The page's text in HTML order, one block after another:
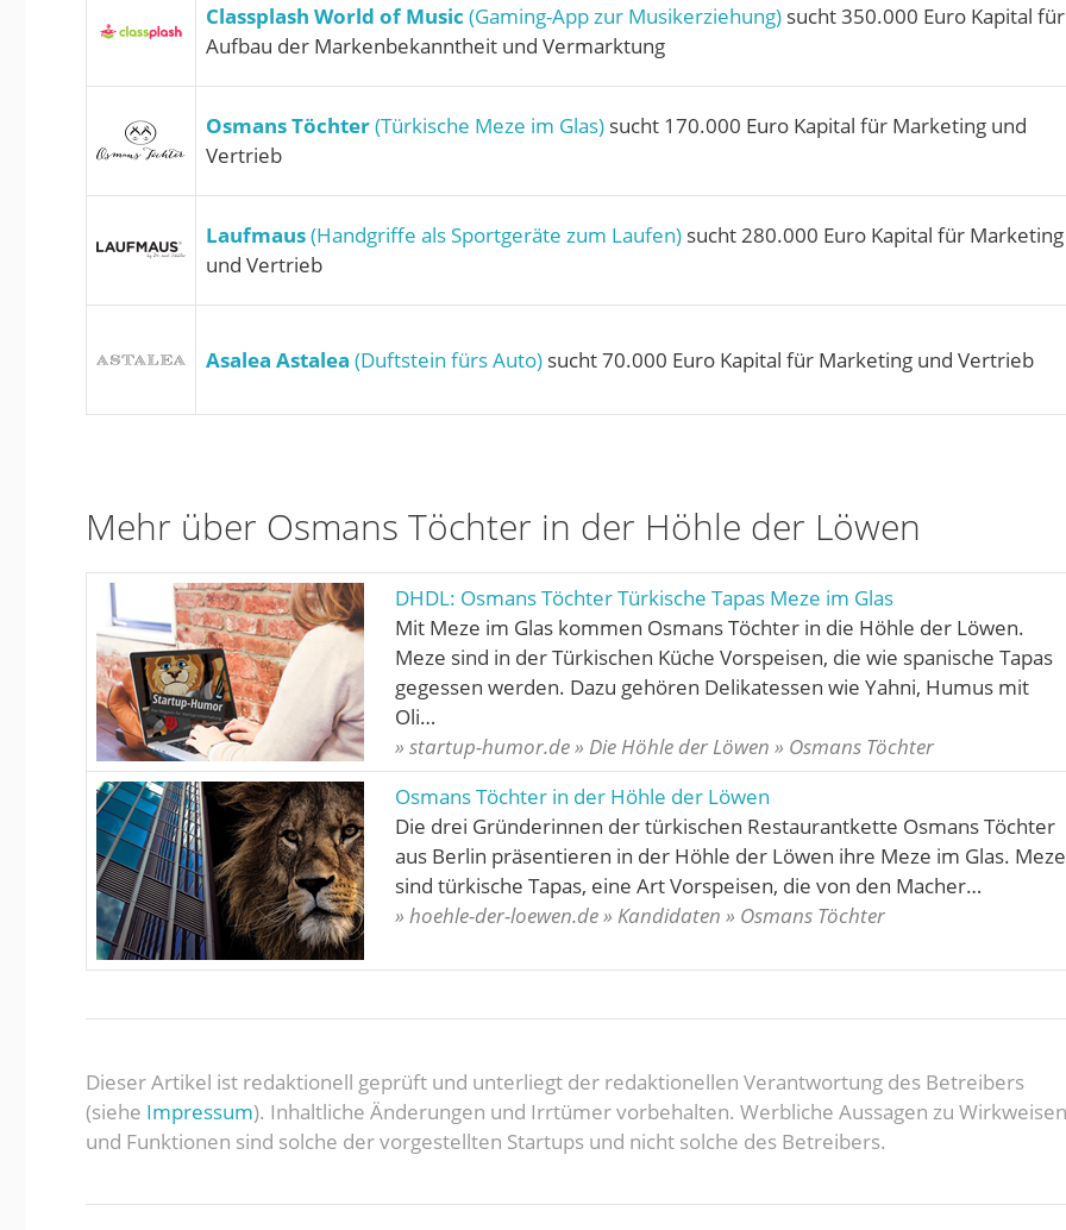
Classplash World of Music (Gaming-App zur Musikerziehung) sucht 350.000 Euro Kapital für
Aufbau der Markenbekanntheit und Vermarktung
Osmans Töchter(Türkische Meze im Glas) sucht 170.000 Euro Kapital für Marketing und
Vertrieb
Laufmaus(Handgriffe als Sportgeräte zum Laufen) sucht 280.000 Euro Kapital für Marketing
und Vertrieb
Asalea Astalea (Duftstein fürs Auto) sucht 70.000 Euro Kapital für Marketing und Vertrieb
Mehr über Osmans Töchter in der Höhle der Löwen
DHDL: Osmans Töchter Türkische Tapas Meze im Glas
Mit Meze im Glas kommen Osmans Töchter in die Höhle der Löwen.
Meze sind in der Türkischen Küche Vorspeisen, die wie spanische Tapas
gegessen werden. Dazu gehören Delikatessen wie Yahni, Humus mit
Oli…
» startup-humor.de » Die Höhle der Löwen » Osmans Töchter
Osmans Töchter in der Höhle der Löwen
Die drei Gründerinnen der türkischen Restaurantkette Osmans Töchter
aus Berlin präsentieren in der Höhle der Löwen ihre Meze im Glas. Meze
sind türkische Tapas, eine Art Vorspeisen, die von den Macher…
» hoehle-der-loewen.de » Kandidaten » Osmans Töchter
Dieser Artikel ist redaktionell geprüft und unterliegt der redaktionellen Verantwortung des Betreibers
(siehe Impressum). Inhaltliche Änderungen und Irrtümer vorbehalten. Werbliche Aussagen zu Wirkweisen
und Funktionen sind solche der vorgestellten Startups und nicht solche des Betreibers.